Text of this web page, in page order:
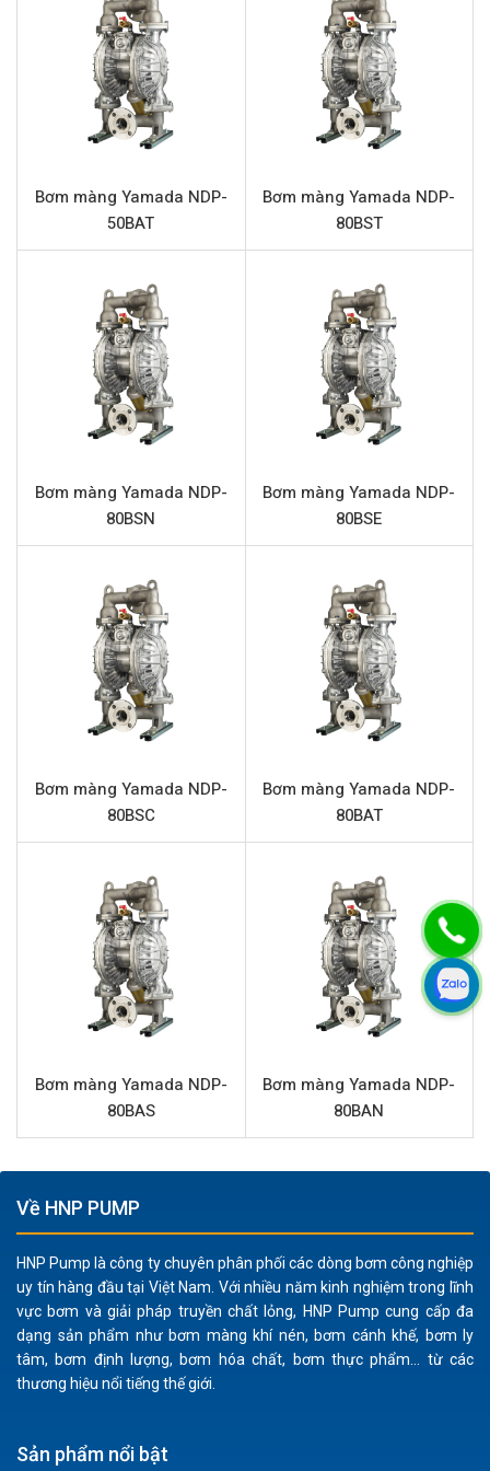
có độ nhớt, chứa hạt rắn, đảm bảo quy trình vận hành
liên tục và ổn định.
Thông số kỹ thuật Yamada NDP-20BAH
Tên sản phẩm
Bơm màng Yamada NDP-20BAH
Bơm màng khí nén
Thương hiệu
Yamada
Lưu lượng tối đa
Áp lực tối đa
Phần trung tâm
Bi
Hytrel
Đầu hút và đẩy
3/4” (Kết nối ren)
Chất rắn qua bơm tối đa
Đặc điểm nổi bật Yamada NDP-20BAH
NDP-20BAH được thiết kế với nhiều ưu điểm
nghiệp hiện đại:
Độ bền vật liệu cao:Thân bơm bằng nhôm, kết hợp
mòn hiệu quả với nhiều loại hóa chất, dung môi và độ
bền cơ học ấn tượng.
An toàn cháy nổ:
Là bơm màng khí nén, Yamada NDP-
20BAH loại bỏ nguy cơ phát sinh tia lửa điện, đặc biệt
an toàn khi vận chuyển các chất lỏng dễ cháy nổ như
dung môi, sơn, mực in.
Xử lý đa dạng chất lỏng:
Khả năng bơm các chất lỏng
có độ nhớt cao, chứa hạt rắn lên đến 2 mm, bùn hoặc
nước thải, mở rộng phạm vi ứng dụng trong nhiều lĩnh
khô mà không bị hỏng, và dễ dàng điều chỉnh lưu
đảm bảo vận hành linh hoạt.
Thiết kế nhỏ gọn:Với kích thước đường cấp khí 1/4”
và đầu hút/đẩy 3/4”, bơm dễ dàng tích hợp vào các
hệ thống hiện có, tiết kiệm không gian lắp đặt.
Dễ bảo trì:
Cấu tạo đơn giản giúp việc tháo lắp, vệ
thiểu thời gian ngừng máy.
Bơm màng Yamada NDP-
50BAT
Bơm màng Yamada NDP-
80BST
Bơm màng Yamada NDP-
80BSN
Bơm màng Yamada NDP-
80BSE
Bơm màng Yamada NDP-
80BSC
Bơm màng Yamada NDP-
80BAT
Bơm màng Yamada NDP-
80BAS
Bơm màng Yamada NDP-
80BAN
Về HNP PUMP
HNP Pump là công ty chuyên phân phối các dòng bơm công nghiệp
uy tín hàng đầu tại Việt Nam. Với nhiều năm kinh nghiệm trong lĩnh
vực bơm và giải pháp truyền chất lỏng, HNP Pump cung cấp đa
dạng sản phẩm như bơm màng khí nén, bơm cánh khế, bơm ly
tâm, bơm định lượng, bơm hóa chất, bơm thực phẩm... từ các
thương hiệu nổi tiếng thế giới.
Sản phẩm nổi bật